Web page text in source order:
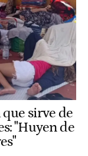
sirve de
"Huyen de